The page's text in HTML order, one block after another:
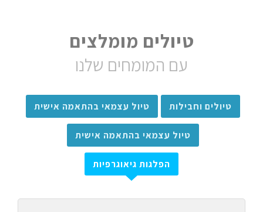
טיולים מומלצים
עם המומחים שלנו
טיולים וחבילות טיול עצמאי בהתאמה אישית
טיול עצמאי בהתאמה אישית
הפלגות גיאוגרפיות